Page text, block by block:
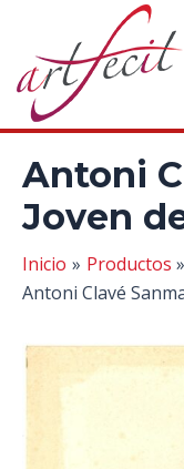
contenido
Antoni
Joven
Inicio
Productos
Antoni Clavé